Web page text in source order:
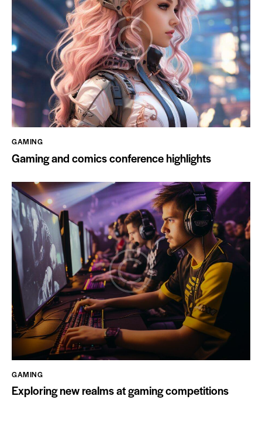
GAMING
Gaming and comics conference highlights
GAMING
Exploring new realms at gaming competitions